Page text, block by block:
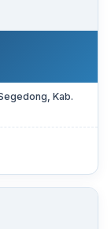
Kab.